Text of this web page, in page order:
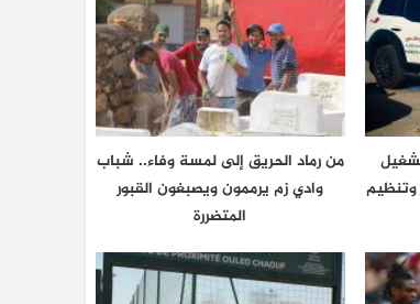
وتنظيم
من رماد الحريق إلى لمسة وفاء.. شباب
وادي زم يرممون ويصبغون القبور
المتضررة